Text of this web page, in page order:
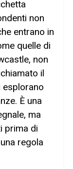
non
entrano in
quelle di
non
il
esplorano
È una
ma
prima di
regola